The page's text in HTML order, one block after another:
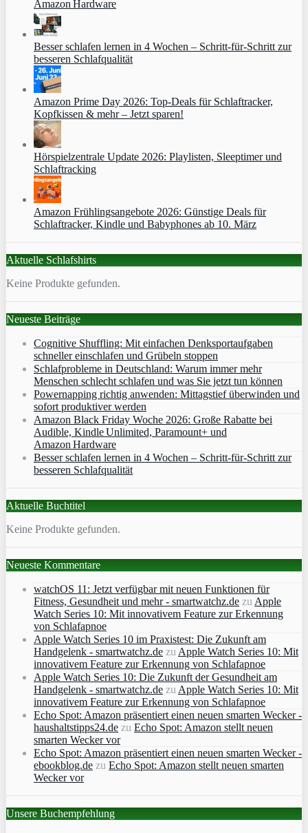
Amazon Hardware
Besser schlafen lernen in 4 Wochen – Schritt‑für‑Schritt zur
besseren Schlafqualität
Amazon Prime Day 2026: Top-Deals für Schlaftracker,
Kopfkissen & mehr – Jetzt sparen!
Hörspielzentrale Update 2026: Playlisten, Sleeptimer und
Schlaftracking
Amazon Frühlingsangebote 2026: Günstige Deals für
Schlaftracker, Kindle und Babyphones ab 10. März
Aktuelle Schlafshirts
Keine Produkte gefunden.
Neueste Beiträge
Cognitive Shuffling: Mit einfachen Denksportaufgaben
schneller einschlafen und Grübeln stoppen
Schlafprobleme in Deutschland: Warum immer mehr
Menschen schlecht schlafen und was Sie jetzt tun können
Powernapping richtig anwenden: Mittagstief überwinden und
sofort produktiver werden
Amazon Black Friday Woche 2026: Große Rabatte bei
Audible, Kindle Unlimited, Paramount+ und
Amazon Hardware
Besser schlafen lernen in 4 Wochen – Schritt‑für‑Schritt zur
besseren Schlafqualität
Aktuelle Buchtitel
Keine Produkte gefunden.
Neueste Kommentare
watchOS 11: Jetzt verfügbar mit neuen Funktionen für
Fitness, Gesundheit und mehr - smartwatchz.de zu Apple
Watch Series 10: Mit innovativem Feature zur Erkennung
von Schlafapnoe
Apple Watch Series 10 im Praxistest: Die Zukunft am
Handgelenk - smartwatchz.de zu Apple Watch Series 10: Mit
innovativem Feature zur Erkennung von Schlafapnoe
Apple Watch Series 10: Die Zukunft der Gesundheit am
Handgelenk - smartwatchz.de zu Apple Watch Series 10: Mit
innovativem Feature zur Erkennung von Schlafapnoe
Echo Spot: Amazon präsentiert einen neuen smarten Wecker -
haushaltstipps24.de zu Echo Spot: Amazon stellt neuen
smarten Wecker vor
Echo Spot: Amazon präsentiert einen neuen smarten Wecker -
ebookblog.de zu Echo Spot: Amazon stellt neuen smarten
Wecker vor
Unsere Buchempfehlung